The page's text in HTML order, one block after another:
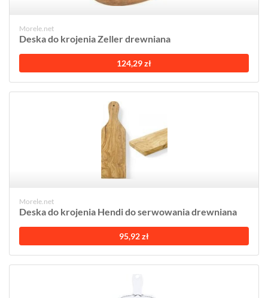
Morele.net
Deska do krojenia Zeller drewniana
124,29 zł
Morele.net
Deska do krojenia Hendi do serwowania drewniana
95,92 zł